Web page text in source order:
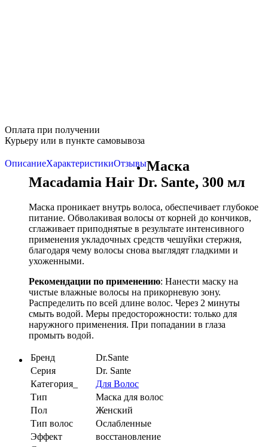
Оплата при получении
Курьеру или в пункте самовывоза
ОписаниеХарактеристикиОтзывыМаска
Macadamia Hair Dr. Sante, 300 мл
Маска проникает внутрь волоса, обеспечивает глубокое
питание. Обволакивая волосы от корней до кончиков,
сглаживает приподнятые в результате интенсивного
применения укладочных средств чешуйки стержня,
благодаря чему волосы снова выглядят гладкими и
ухоженными.
Рекомендации по применению: Нанести маску на
чистые влажные волосы на прикорневую зону.
Распределить по всей длине волос. Через 2 минуты
смыть водой. Меры предосторожности: только для
наружного применения. При попадании в глаза
промыть водой.
Бренд
Dr.Sante
Серия
Dr. Sante
Категория_
Для Волос
Тип
Маска для волос
Пол
Женский
Тип волос
Ослабленные
Эффект
восстановление